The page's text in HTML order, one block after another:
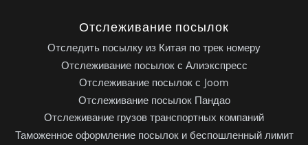
Отслеживание посылок
Отследить посылку из Китая по трек номеру
Отслеживание посылок с Алиэкспресс
Отслеживание посылок с Joom
Отслеживание посылок Пандао
Отслеживание грузов транспортных компаний
Таможенное оформление посылок и беспошленный лимит